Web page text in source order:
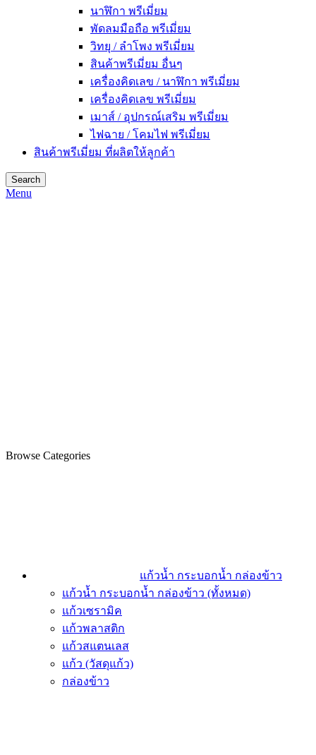
นาฬิกา พรีเมี่ยม
พัดลมมือถือ พรีเมี่ยม
วิทยุ / ลำโพง พรีเมี่ยม
สินค้าพรีเมี่ยม อื่นๆ
เครื่องคิดเลข / นาฬิกา พรีเมี่ยม
เครื่องคิดเลข พรีเมี่ยม
เมาส์ / อุปกรณ์เสริม พรีเมี่ยม
ไฟฉาย / โคมไฟ พรีเมี่ยม
สินค้าพรีเมี่ยม ที่ผลิตให้ลูกค้า
Search
Menu
Browse Categories
แก้วน้ำ กระบอกน้ำ กล่องข้าว
แก้วน้ำ กระบอกน้ำ กล่องข้าว (ทั้งหมด)
แก้วเซรามิค
แก้วพลาสติก
แก้วสแตนเลส
แก้ว (วัสดุแก้ว)
กล่องข้าว